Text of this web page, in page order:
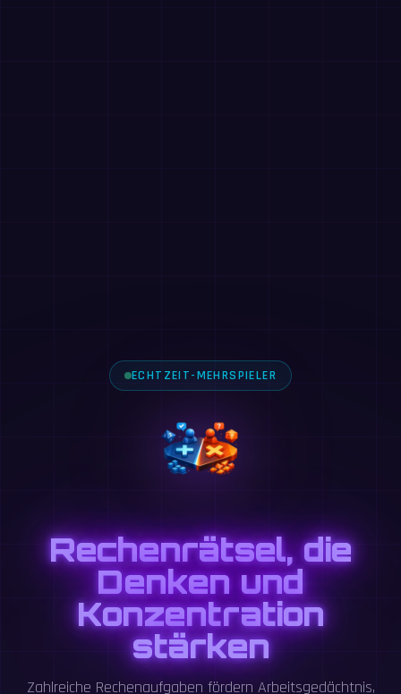
ECHTZEIT-MEHRSPIELER
Rechenrätsel, die
Denken und
Konzentration
stärken
Zahlreiche Rechenaufgaben fördern Arbeitsgedächtnis,